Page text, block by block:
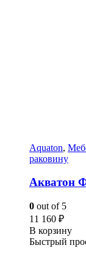
Aquaton,
раковину
Акватон
0 out of 5
11 160 ₽
В корзину
Быстрый